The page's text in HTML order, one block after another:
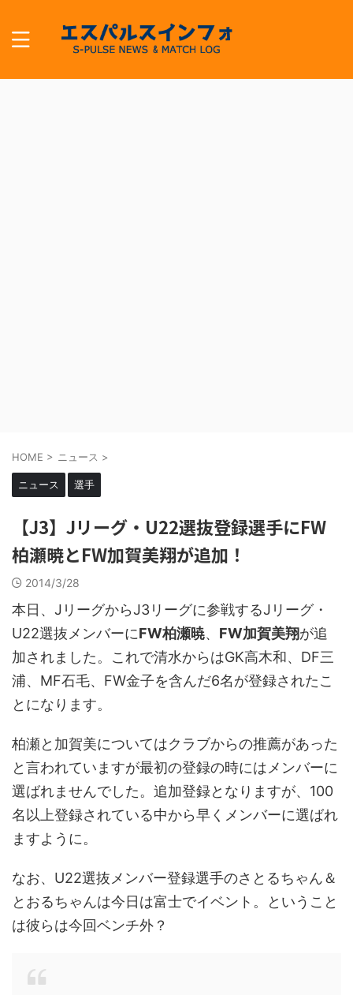
HOME > ニュース >
ニュース 選手
【J3】Jリーグ・U22選抜登録選手にFW
柏瀬暁とFW加賀美翔が追加！
2014/3/28
本日、JリーグからJ3リーグに参戦するJリーグ・
U22選抜メンバーにFW柏瀬暁、 FW加賀美翔が追
加されました。これで清水からはGK高木和、DF三
浦、MF石毛、FW金子を含んだ6名が登録されたこ
とになります。
柏瀬と加賀美についてはクラブからの推薦があった
と言われていますが最初の登録の時にはメンバーに
選ばれませんでした。追加登録となりますが、100
名以上登録されている中から早くメンバーに選ばれ
ますように。
なお、U22選抜メンバー登録選手のさとるちゃん＆
とおるちゃんは今日は富士でイベント。ということ
は彼らは今回ベンチ外？